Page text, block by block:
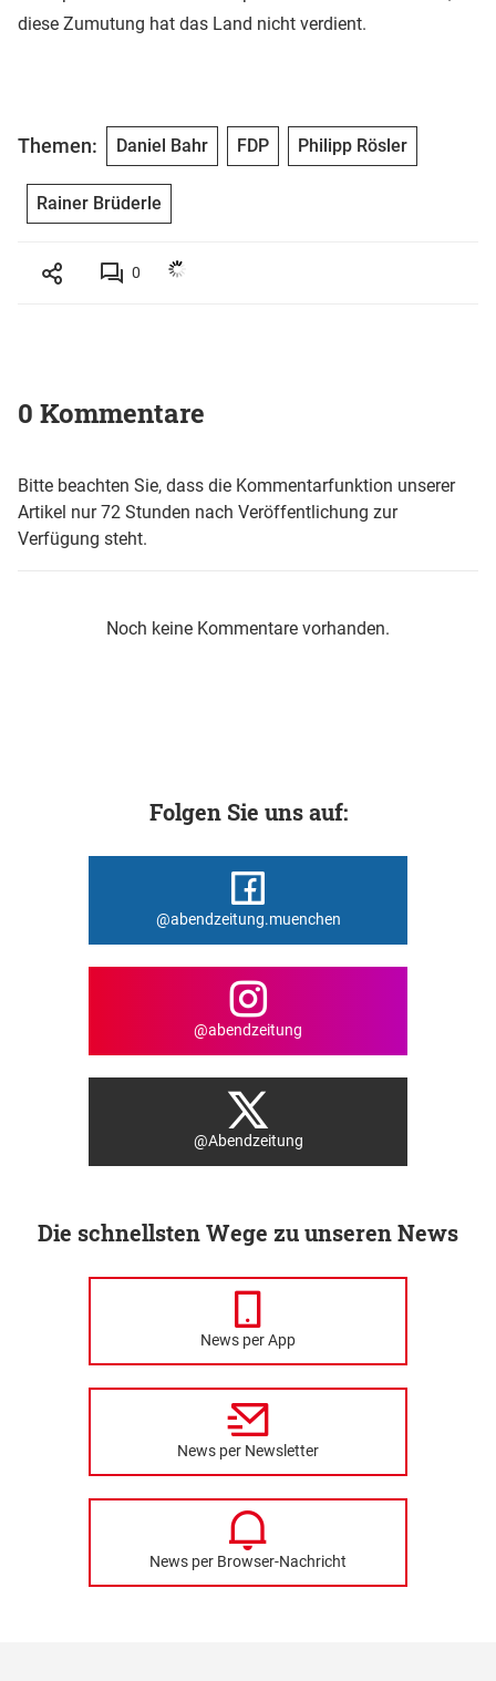
diese Zumutung hat das Land nicht verdient.
Themen: Daniel Bahr FDP Philipp Rösler
Rainer Brüderle
0
0 Kommentare
Bitte beachten Sie, dass die Kommentarfunktion unserer
Artikel nur 72 Stunden nach Veröffentlichung zur
Verfügung steht.
Noch keine Kommentare vorhanden.
Folgen Sie uns auf:
@abendzeitung.muenchen
@abendzeitung
@Abendzeitung
Die schnellsten Wege zu unseren News
News per App
News per Newsletter
News per Browser-Nachricht